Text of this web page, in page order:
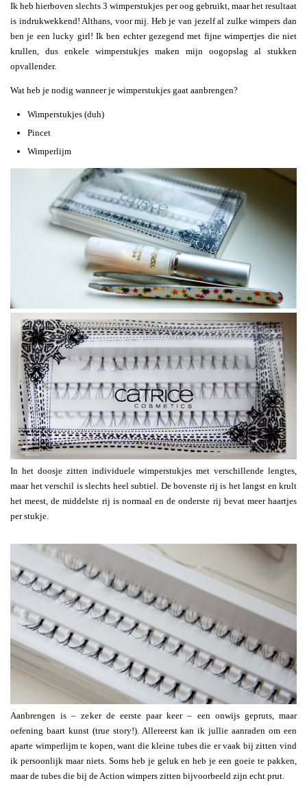
Ik heb hierboven slechts 3 wimperstukjes per oog gebruikt, maar het resultaat
is indrukwekkend! Althans, voor mij. Heb je van jezelf al zulke wimpers dan
ben je een lucky girl! Ik ben echter gezegend met fijne wimpertjes die niet
krullen, dus enkele wimperstukjes maken mijn oogopslag al stukken
opvallender.
Wat heb je nodig wanneer je wimperstukjes gaat aanbrengen?
Wimperstukjes (duh)
Pincet
Wimperlijm
In het doosje zitten individuele wimperstukjes met verschillende lengtes,
maar het verschil is slechts heel subtiel. De bovenste rij is het langst en krult
het meest, de middelste rij is normaal en de onderste rij bevat meer haartjes
per stukje.
Aanbrengen is – zeker de eerste paar keer – een onwijs gepruts, maar
oefening baart kunst (true story!). Allereerst kan ik jullie aanraden om een
aparte wimperlijm te kopen, want die kleine tubes die er vaak bij zitten vind
ik persoonlijk maar niets. Soms heb je geluk en heb je een goeie te pakken,
maar de tubes die bij de Action wimpers zitten bijvoorbeeld zijn echt prut.